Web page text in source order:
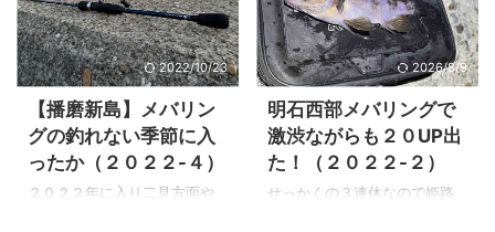
意外に人が多く同じく釣具店
...
う。 二見メバリング極寒激渋
で釣れ ...
https://zaltz.blog/mevering-
2022-23/ 前回二見メバリング
前回は干潮に近いタイミング
での釣行だったので、潮位が
低かった事が原因だと考えま
した。 今回は満潮前後での釣
りが出来ますので、メバルの
活性も高いだろうと行ってみ
る事にしました。 前回釣行以
う情報が入る。 離島での通し
釣りから帰り、午前中に３時
間ほど寝ましたが昼からは眠
る事は出来ずに夕方が来る
と、物凄い疲労が残ったまま
二見方面まで出発！ 翌日の朝
にイカとキスって言うのも選
択肢に有りましたが、早起き
がきついのと久しぶりにメバ
2022/10/23
【播磨新島】メバリン
グの釣れない季節に入
ったか（２０２２-４）
２０２２年に入り二見方面や
2026/8/9
明石西部メバリングで
激渋ながらも２０UP出
た！（２０２２-２）
せっかくの３連休なので姫路